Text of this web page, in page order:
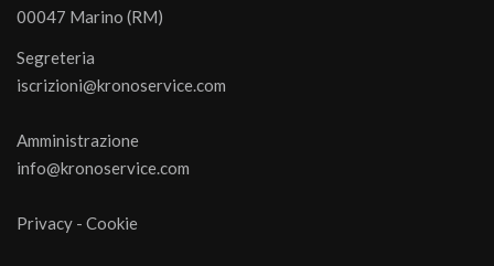
00047 Marino (RM)
Segreteria
iscrizioni@kronoservice.com
Amministrazione
info@kronoservice.com
Privacy - Cookie